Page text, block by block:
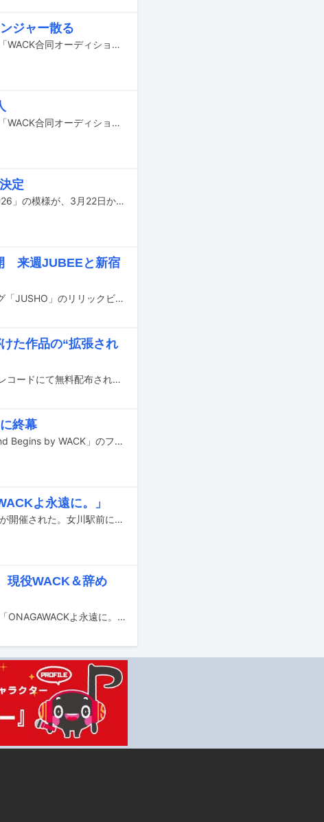
ジャー散る
昨日3月22日に長崎・壱岐島で音楽事務所WACKによる合宿型オーディション「WACK合同オーディション2026」がスタート。午後に行われた英語のテスト以降の模様をレポートする。
本日3月22日に長崎・壱岐島で音楽事務所WACKによる合宿型オーディション「WACK合同オーディション2026」がスタートした。この記事ではオープニングからオリエンテーションの模様をお届けする。
定
音楽事務所WACKによる合宿型オーディション「WACK合同オーディション2026」の模様が、3月22日からニコニコ生放送で完全生中継されることが決定した。
来週JUBEEと新宿
ASPが1月にリリースしたメジャー6thシングル「Pipe Dream」のカップリング「JUSHO」のリリックビデオが、YouTubeで公開された。
た作品の“拡張され
ASPの“分冊百科型フリーペーパー”第31号が、明日2月26日より全国のタワーレコードにて無料配布される。
終幕
音楽事務所WACKによる所属グループ総出演のイベントツアー「Where the End Begins by WACK」のファイナル公演が、本日2月22日に神奈川・CLUB CITTA'で開催された。
よ永遠に。」
2月14、15日の2日間、宮城・女川町でイベント「ONAGAWACKよ永遠に。」が開催された。女川駅前にある道の駅・シーパルピア女川を中心にライブやさまざまなアクティビティが催され、地元住民や各地から集まったファンたちでにぎわった。イベントの模様はニコニコ生放送で生中継され、現地に足を運べない人も特別な2日間を見届けた。
現役WACK＆辞め
2月14、15日に開催される音楽事務所WACKと宮城県女川町のコラボイベント「ONAGAWACKよ永遠に。」のメインビジュアルが公開された。